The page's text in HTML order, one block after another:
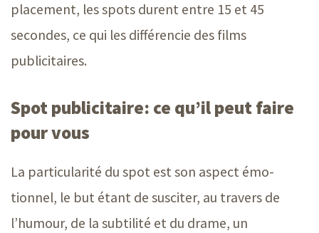
placement, les spots durent entre 15 et 45
secondes, ce qui les différencie des films
publicitaires.
Spot publicitaire: ce qu’il peut faire
pour vous
La particularité du spot est son aspect émo-
tionnel, le but étant de susciter, au travers de
l’humour, de la subtilité et du drame, un